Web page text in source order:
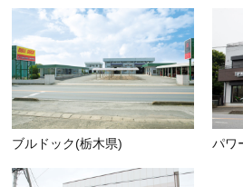
ブルドック(栃木県) パワ